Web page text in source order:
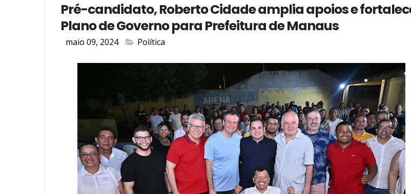
Pré-candidato, Roberto Cidade amplia apoios e
Plano de Governo para Prefeitura de Manaus
maio 09, 2024 Política